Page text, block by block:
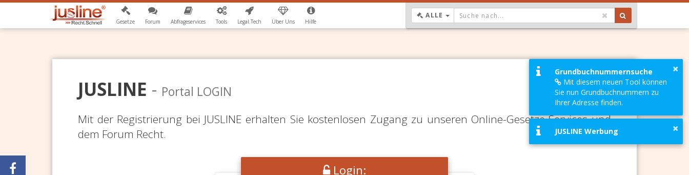
Gesetze Forum Abfrageservices Tools Legal.Tech Über Uns Hilfe
ALLE DROPDOWN: GEWÄHLTER WERT IST ALLE
JUSLINE - Portal LOGIN
Mit der Registrierung bei JUSLINE erhalten Sie kostenlosen Zugang zu unseren Online-Gesetze-Services und
dem Forum Recht.
Login:
×
Grundbuchnummernsuche
Mit diesem neuen Tool können
Sie nun Grundbuchnummern zu
Ihrer Adresse finden.
×
JUSLINE Werbung